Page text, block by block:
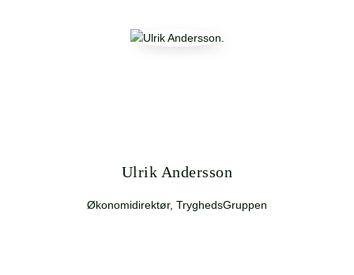
Ulrik Andersson
Økonomidirektør, TryghedsGruppen